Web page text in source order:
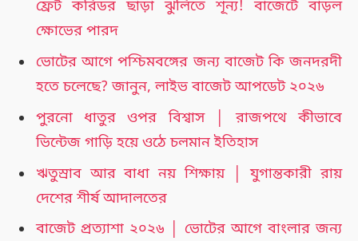
ফ্রেট করিডর ছাড়া ঝুলিতে শূন্য! বাজেটে বাড়ল
ক্ষোভের পারদ
ভোটের আগে পশ্চিমবঙ্গের জন্য বাজেট কি জনদরদী
হতে চলেছে? জানুন, লাইভ বাজেট আপডেট ২০২৬
পুরনো ধাতুর ওপর বিশ্বাস │ রাজপথে কীভাবে
ভিন্টেজ গাড়ি হয়ে ওঠে চলমান ইতিহাস
ঋতুস্রাব আর বাধা নয় শিক্ষায় │ যুগান্তকারী রায়
দেশের শীর্ষ আদালতের
বাজেট প্রত্যাশা ২০২৬ │ ভোটের আগে বাংলার জন্য